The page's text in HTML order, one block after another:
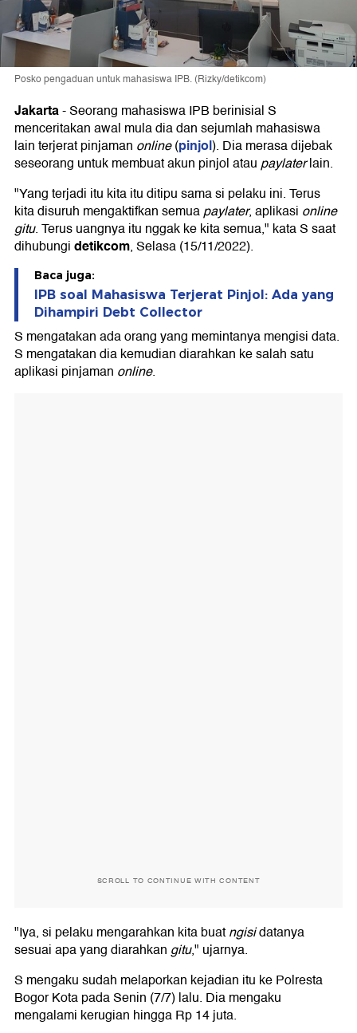
Posko pengaduan untuk mahasiswa IPB. (Rizky/detikcom)
Jakarta-Seorang mahasiswa IPB berinisial S
menceritakan awal mula dia dan sejumlah mahasiswa
lain terjerat pinjaman online(pinjol). Dia merasa dijebak
seseorang untuk membuat akun pinjol ataupaylaterlain.
"Yang terjadi itu kita itu ditipu sama si pelaku ini. Terus
kita disuruh mengaktifkan semuapaylater, aplikasi online
gitu. Terus uangnya itu nggak ke kita semua," kata S saat
dihubungidetikcom, Selasa (15/11/2022).
Baca juga:
IPB soal Mahasiswa Terjerat Pinjol: Ada yang
Dihampiri Debt Collector
S mengatakan ada orang yang memintanya mengisi data.
S mengatakan dia kemudian diarahkan ke salah satu
aplikasi pinjaman online.
SCROLL TO CONTINUE WITH CONTENT
"Iya, si pelaku mengarahkan kita buatngisidatanya
sesuai apa yang diarahkangitu," ujarnya.
S mengaku sudah melaporkan kejadian itu ke Polresta
Bogor Kota pada Senin (7/7) lalu. Dia mengaku
mengalami kerugian hingga Rp 14 juta.